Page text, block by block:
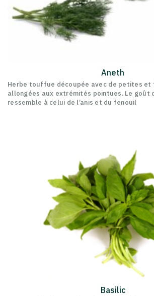
Aneth
Herbe touffue découpée avec de petites et
allongées aux extrémités pointues. Le goût
ressemble à celui de l’anis et du fenouil
Basilic